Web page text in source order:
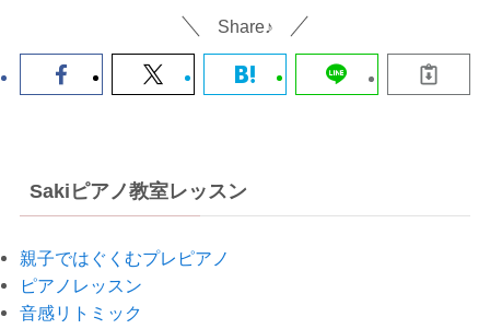
Share♪
Sakiピアノ教室レッスン
親子ではぐくむプレピアノ
ピアノレッスン
音感リトミック